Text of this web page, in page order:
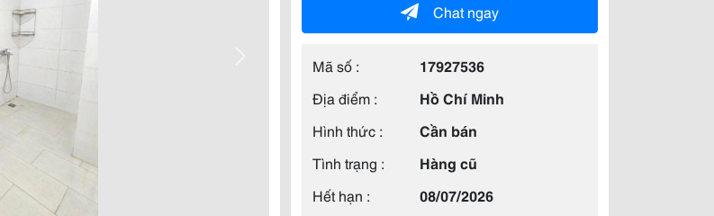
Chat ngay
Mã số :
17927536
Địa điểm :
Hồ Chí Minh
Hình thức :
Cần bán
Tình trạng :
Hàng cũ
Hết hạn :
08/07/2026